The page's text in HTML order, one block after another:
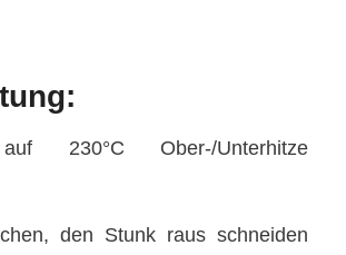
230°C Ober-/Unterhitze
den Stunk raus schneiden